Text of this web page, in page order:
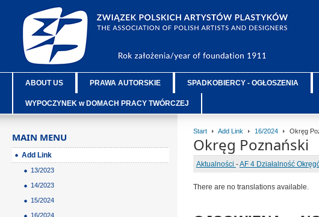
ABOUT US PRAWA AUTORSKIE SPADKOBIERCY - OGŁOSZENIA
WYPOCZYNEK w DOMACH PRACY TWÓRCZEJ
Start Add Link 16/2024 Okręg
Okręg Poznański
Aktualności -AF 4 Działalność
There are no translations available.
MAIN MENU
Add Link
13/2023
14/2023
15/2024
16/2024